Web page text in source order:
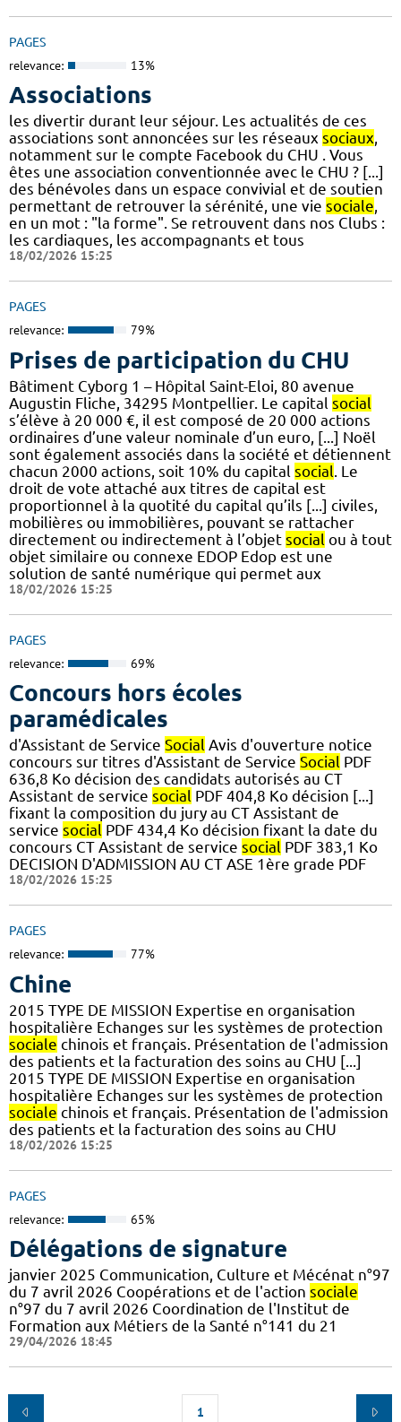
PAGES
relevance: 13%
Associations
les divertir durant leur séjour. Les actualités de ces
associations sont annoncées sur les réseaux sociaux,
notamment sur le compte Facebook du CHU . Vous
êtes une association conventionnée avec le CHU ? [...]
des bénévoles dans un espace convivial et de soutien
permettant de retrouver la sérénité, une vie sociale,
en un mot : "la forme". Se retrouvent dans nos Clubs :
les cardiaques, les accompagnants et tous
18/02/2026 15:25
PAGES
relevance: 79%
Prises de participation du CHU
Bâtiment Cyborg 1 – Hôpital Saint-Eloi, 80 avenue
Augustin Fliche, 34295 Montpellier. Le capital social
s’élève à 20 000 €, il est composé de 20 000 actions
ordinaires d’une valeur nominale d’un euro, [...] Noël
sont également associés dans la société et détiennent
chacun 2000 actions, soit 10% du capital social . Le
droit de vote attaché aux titres de capital est
proportionnel à la quotité du capital qu’ils [...] civiles,
mobilières ou immobilières, pouvant se rattacher
directement ou indirectement à l’objet social ou à tout
objet similaire ou connexe EDOP Edop est une
solution de santé numérique qui permet aux
18/02/2026 15:25
PAGES
relevance: 69%
Concours hors écoles
paramédicales
d'Assistant de Service Social Avis d'ouverture notice
concours sur titres d'Assistant de Service Social PDF
636,8 Ko décision des candidats autorisés au CT
Assistant de service social PDF 404,8 Ko décision [...]
fixant la composition du jury au CT Assistant de
service social PDF 434,4 Ko décision fixant la date du
concours CT Assistant de service social PDF 383,1 Ko
DECISION D'ADMISSION AU CT ASE 1ère grade PDF
18/02/2026 15:25
PAGES
relevance: 77%
Chine
2015 TYPE DE MISSION Expertise en organisation
hospitalière Echanges sur les systèmes de protection
sociale chinois et français. Présentation de l'admission
des patients et la facturation des soins au CHU [...]
2015 TYPE DE MISSION Expertise en organisation
hospitalière Echanges sur les systèmes de protection
sociale chinois et français. Présentation de l'admission
des patients et la facturation des soins au CHU
18/02/2026 15:25
PAGES
relevance: 65%
Délégations de signature
janvier 2025 Communication, Culture et Mécénat n°97
du 7 avril 2026 Coopérations et de l'action sociale
n°97 du 7 avril 2026 Coordination de l'Institut de
Formation aux Métiers de la Santé n°141 du 21
29/04/2026 18:45
1